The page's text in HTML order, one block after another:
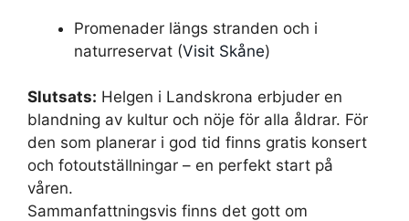
Promenader längs stranden och i
naturreservat (Visit Skåne)
Slutsats: Helgen i Landskrona erbjuder en
blandning av kultur och nöje för alla åldrar. För
den som planerar i god tid finns gratis konsert
och fotoutställningar – en perfekt start på
våren.
Sammanfattningsvis finns det gott om